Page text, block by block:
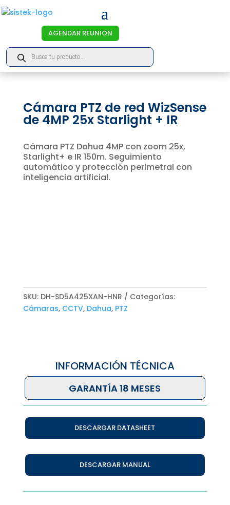
AGENDAR REUNIÓN
Products
search
Cámara PTZ de red WizSense
de 4MP 25x Starlight + IR
Cámara PTZ Dahua 4MP con zoom 25x,
Starlight+ e IR 150m. Seguimiento
automático y protección perimetral con
inteligencia artificial.
SKU: DH-SD5A425XAN-HNR
Categorías:
Cámaras, CCTV, Dahua, PTZ
INFORMACIÓN TÉCNICA
GARANTÍA 18 MESES
DESCARGAR DATASHEET
DESCARGAR MANUAL